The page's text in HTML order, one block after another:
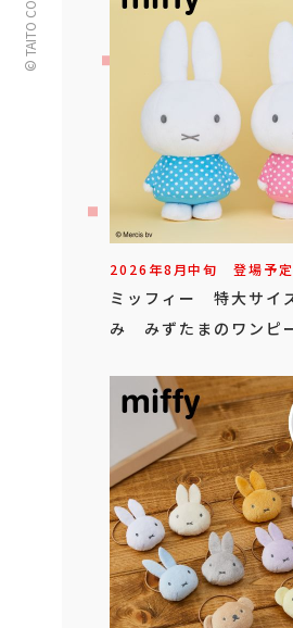
2026年8月中旬 登場予定
ミッフィー 特大サイ
み みずたまのワンピ